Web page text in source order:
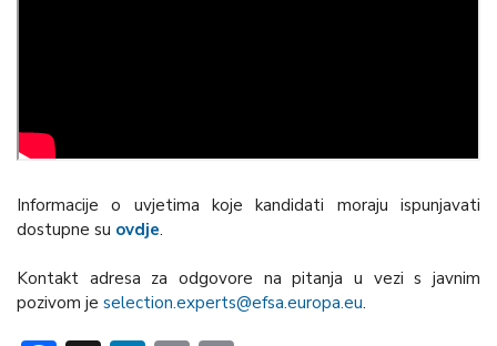
Informacije o uvjetima koje kandidati moraju ispunjavati
dostupne su ovdje.
Kontakt adresa za odgovore na pitanja u vezi s javnim
pozivom je selection.experts@efsa.europa.eu.